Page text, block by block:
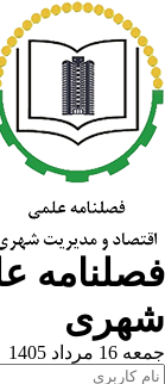
مرداد 1405